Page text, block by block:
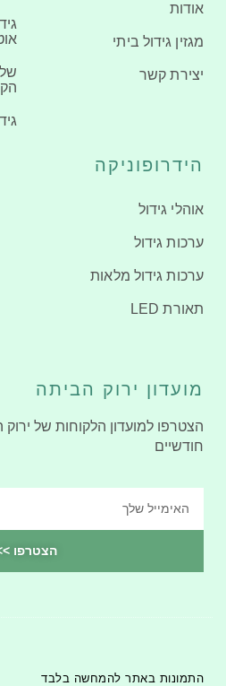
אודות
מגזין גידול ביתי
יצירת קשר
הידרופוניקה
אוהלי גידול
ערכות גידול
ערכות גידול מלאות
תאורת LED
מועדון ירוק הביתה
הצטרפו למועדון הלקוחות של
חודשיים
הצטרפו
התמונות באתר להמחשה בלבד